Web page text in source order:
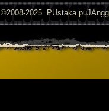
©2008-2025. PUstaka